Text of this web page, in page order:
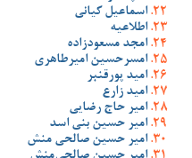
اسماعیل کیانی
اطلاعیه
امجد مسعودزاده
امسرحسین امیرطاهری
امید پورقنبر
امید زارع
امیر حاج رضایی
امیر حسین بنی اسد
امیر حسین صالحی منش